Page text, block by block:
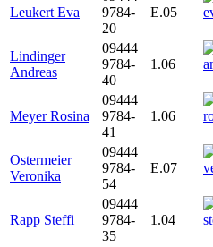
Leukert Eva
9784-
20
E.05
Lindinger
Andreas
09444
9784-
40
1.06
Meyer Rosina
09444
9784-
41
1.06
Ostermeier
Veronika
09444
9784-
54
E.07
Rapp Steffi
09444
9784-
35
1.04